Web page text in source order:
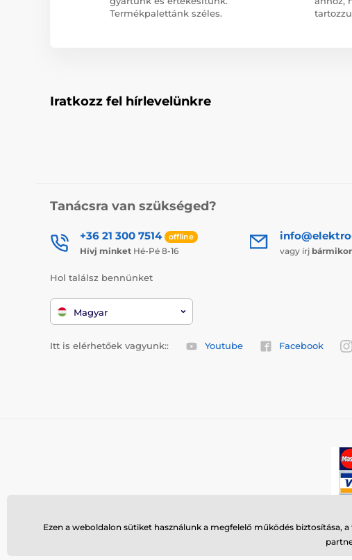
Termékpalettánk széles.
Iratkozz fel hírlevelünkre
Tanácsra van szükséged?
+36 21 300 7514 offline
Hívj minket Hé-Pé 8-16 vagy írj bármikor
Hol találsz bennünket
Magyar
Itt is elérhetőek vagyunk:: Youtube Facebook
© 2026
Ezen a weboldalon sütiket használunk a megfelelő működés biztosítása,